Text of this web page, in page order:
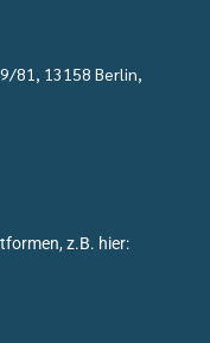
81, 13158 Berlin,
z.B. hier: